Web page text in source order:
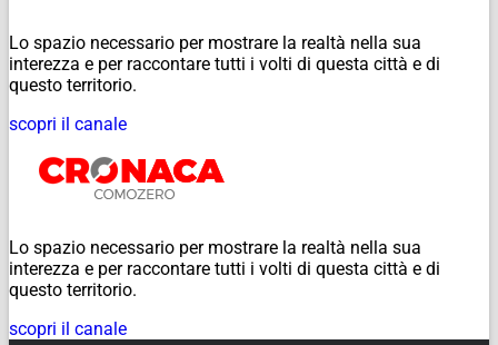
Lo spazio necessario per mostrare la realtà nella sua
interezza e per raccontare tutti i volti di questa città e di
questo territorio.
scopri il canale
Lo spazio necessario per mostrare la realtà nella sua
interezza e per raccontare tutti i volti di questa città e di
questo territorio.
scopri il canale